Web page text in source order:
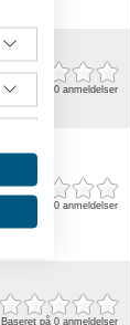
Baseret på 0 anmeldelser
Baseret på 0 anmeldelser
Baseret på 0 anmeldelser